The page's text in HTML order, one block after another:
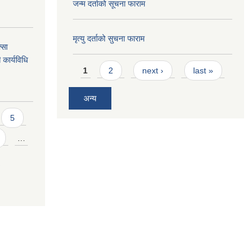
5
…
जन्म दर्ताको सूचना फाराम
मृत्यु दर्ताको सुचना फाराम
Pages
1 2 next › last »
अन्य